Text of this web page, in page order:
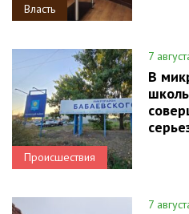
Власть
Происшествия
7
В
7